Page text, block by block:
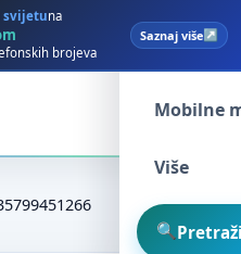
svijetuna
brojeva
Saznaj više
Spam
Mobilne
Više